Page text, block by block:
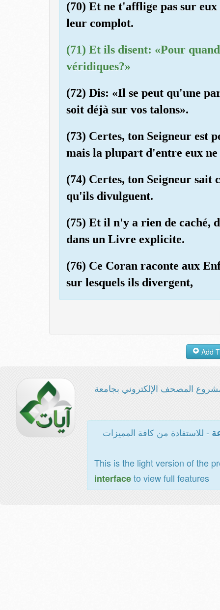
(70) Et ne t'afflige pas sur eux
leur complot.
(71) Et ils disent: «Pour
véridiques?»
(72) Dis: «Il se peut qu'une
soit déjà sur vos talons».
(73) Certes, ton Seigneur est
mais la plupart d'entre eux ne
(74) Certes, ton Seigneur sait
qu'ils divulguent.
(75) Et il n'y a rien de caché,
dans un Livre explicite.
(76) Ce Coran raconte aux
sur lesquels ils divergent,
المصحف الإلكتروني بجامعة
- للاستفادة من كافة المميزات
This is the light version of the
interfaceto view full features